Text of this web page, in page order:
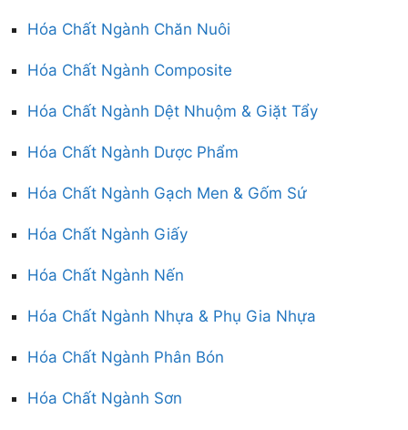
Hóa Chất Ngành Chăn Nuôi
Hóa Chất Ngành Composite
Hóa Chất Ngành Dệt Nhuộm & Giặt Tẩy
Hóa Chất Ngành Dược Phẩm
Hóa Chất Ngành Gạch Men & Gốm Sứ
Hóa Chất Ngành Giấy
Hóa Chất Ngành Nến
Hóa Chất Ngành Nhựa & Phụ Gia Nhựa
Hóa Chất Ngành Phân Bón
Hóa Chất Ngành Sơn